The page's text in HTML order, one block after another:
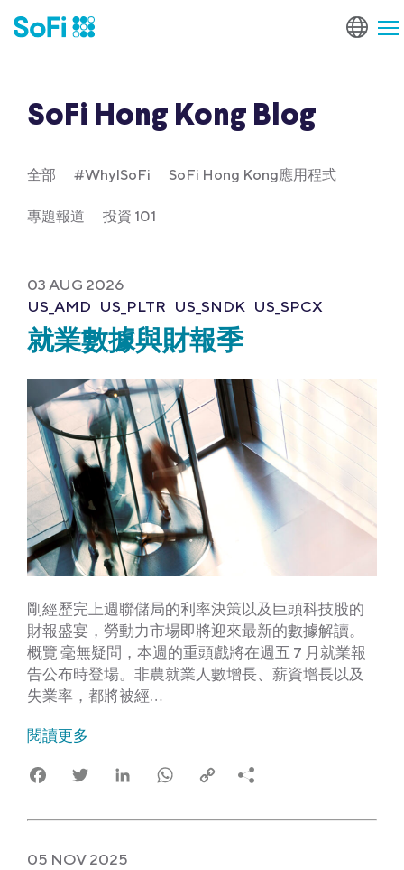
SoFi Hong Kong Blog
全部 #WhyISoFi SoFi Hong Kong應用程式
專題報道 投資 101
03 AUG 2026
US_AMD US_PLTR US_SNDK US_SPCX
就業數據與財報季
剛經歷完上週聯儲局的利率決策以及巨頭科技股的
財報盛宴，勞動力市場即將迎來最新的數據解讀。
概覽 毫無疑問，本週的重頭戲將在週五 7 月就業報
告公布時登場。非農就業人數增長、薪資增長以及
失業率，都將被經…
閱讀更多
FacebookTwitter LinkedIn WhatsApp
Copy
05 NOV 2025